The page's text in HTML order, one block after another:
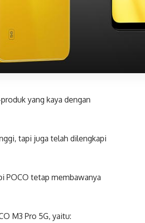
yang kaya dengan
tapi juga telah dilengkapi
POCO tetap membawanya
M3 Pro 5G, yaitu: